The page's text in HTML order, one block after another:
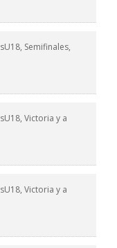
Semifinales,
Victoria y a
Victoria y a